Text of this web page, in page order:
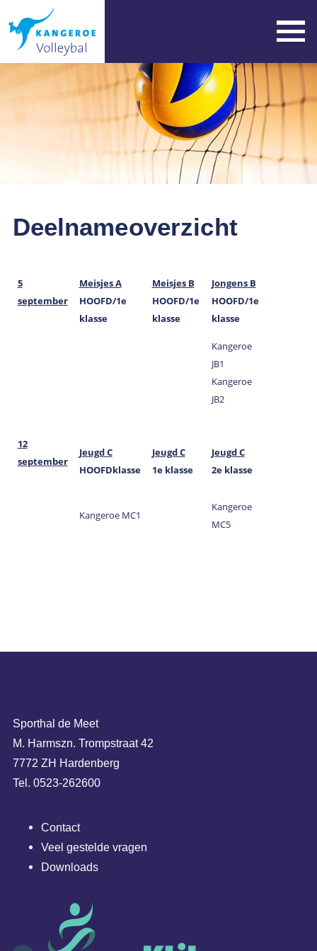
Deelnameoverzicht
5
september
Meisjes A
HOOFD/1e
klasse
Meisjes B
HOOFD/1e
klasse
Jongens B
HOOFD/1e
klasse
Kangeroe
JB1
Kangeroe
JB2
12
september
Jeugd C
HOOFDklasse
Jeugd C
1e klasse
Jeugd C
2e klasse
Kangeroe MC1
Kangeroe
MC5
Sporthal de Meet
M. Harmszn. Trompstraat 42
7772 ZH Hardenberg
Tel. 0523-262600
Contact
Veel gestelde vragen
Downloads